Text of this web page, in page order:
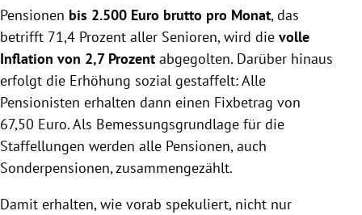
Pensionen bis 2.500 Euro brutto pro Monat, das
betrifft 71,4 Prozent aller Senioren, wird die volle
Inflation von 2,7 Prozent abgegolten. Darüber hinaus
erfolgt die Erhöhung sozial gestaffelt: Alle
Pensionisten erhalten dann einen Fixbetrag von
67,50 Euro. Als Bemessungsgrundlage für die
Staffellungen werden alle Pensionen, auch
Sonderpensionen, zusammengezählt.
Damit erhalten, wie vorab spekuliert, nicht nur